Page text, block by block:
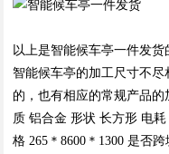
以上是智能候车亭一件发货
智能候车亭的加工尺寸不
的，也有相应的常规产品的
质 铝合金 形状 长方形 电
格 265＊8600＊1300 是否